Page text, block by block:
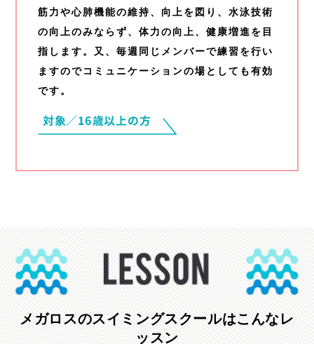
筋力や心肺機能の維持、向上を図り、水泳技術
の向上のみならず、体力の向上、健康増進を目
指します。又、毎週同じメンバーで練習を行い
ますのでコミュニケーションの場としても有効
です。
メガロスのスイミングスクールはこんなレ
ッスン